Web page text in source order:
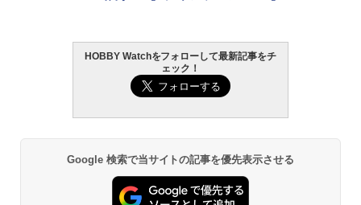
HOBBY Watchをフォローして最新記事をチ
ェック！
Google 検索で当サイトの記事を優先表示させる